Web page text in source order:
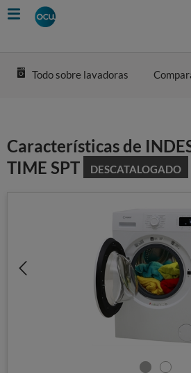
Skip
to
Todo sobre lavadoras
Características de
TIME SPT
DESCATALOGADO